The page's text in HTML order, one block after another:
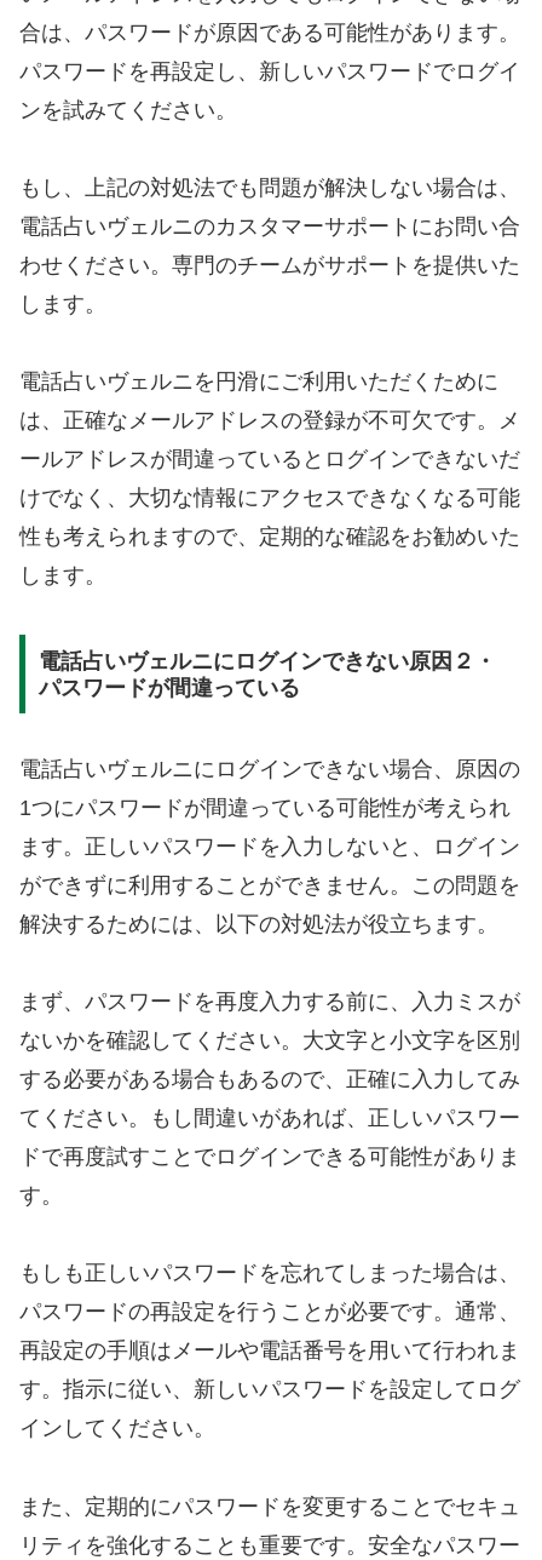
合は、パスワードが原因である可能性があります。
パスワードを再設定し、新しいパスワードでログイ
ンを試みてください。
もし、上記の対処法でも問題が解決しない場合は、
電話占いヴェルニのカスタマーサポートにお問い合
わせください。専門のチームがサポートを提供いた
します。
電話占いヴェルニを円滑にご利用いただくために
は、正確なメールアドレスの登録が不可欠です。メ
ールアドレスが間違っているとログインできないだ
けでなく、大切な情報にアクセスできなくなる可能
性も考えられますので、定期的な確認をお勧めいた
します。
電話占いヴェルニにログインできない原因２・
パスワードが間違っている
電話占いヴェルニにログインできない場合、原因の
1つにパスワードが間違っている可能性が考えられ
ます。正しいパスワードを入力しないと、ログイン
ができずに利用することができません。この問題を
解決するためには、以下の対処法が役立ちます。
まず、パスワードを再度入力する前に、入力ミスが
ないかを確認してください。大文字と小文字を区別
する必要がある場合もあるので、正確に入力してみ
てください。もし間違いがあれば、正しいパスワー
ドで再度試すことでログインできる可能性がありま
す。
もしも正しいパスワードを忘れてしまった場合は、
パスワードの再設定を行うことが必要です。通常、
再設定の手順はメールや電話番号を用いて行われま
す。指示に従い、新しいパスワードを設定してログ
インしてください。
また、定期的にパスワードを変更することでセキュ
リティを強化することも重要です。安全なパスワー